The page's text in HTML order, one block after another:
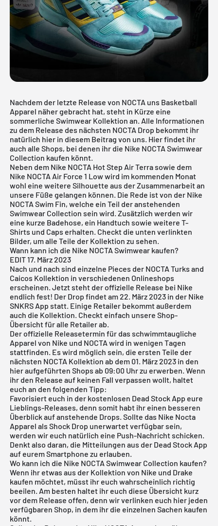
Nachdem der letzte Release von NOCTA uns Basketball
Apparel näher gebracht hat, steht in Kürze eine
sommerliche Swimwear Kollektion an. Alle Informationen
zu dem Release des nächsten NOCTA Drop bekommt ihr
natürlich hier in diesem Beitrag von uns. Hier findet ihr
auch alle Shops, bei denen ihr die Nike NOCTA Swimwear
Collection kaufen könnt.
Neben dem Nike NOCTA Hot Step Air Terrasowie dem
Nike NOCTA Air Force 1 Lowwird im kommenden Monat
wohl eine weitere Silhouette aus der Zusammenarbeit an
unsere Füße gelangen können. Die Rede ist von der Nike
NOCTA Swim Fin, welche ein Teil der anstehenden
Swimwear Collection sein wird. Zusätzlich werden wir
eine kurze Badehose, ein Handtuch sowie weitere T-
Shirts und Caps erhalten. Checkt die unten verlinkten
Bilder, um alle Teile der Kollektion zu sehen.
Wann kann ich die Nike NOCTA Swimwear kaufen?
EDIT 17. März 2023
Nach und nach sind einzelne Pieces der NOCTA Turks and
Caicos Kollektion in verschiedenen Onlineshops
erscheinen. Jetzt steht der offizielle Release bei Nike
endlich fest! Der Drop findet am 22. März 2023 in der Nike
SNKRS App statt. Einige Retailer bekommt außerdem
auch die Kollektion. Checkt einfach unsere Shop-
Übersicht für alle Retailer ab.
Der offizielle Releasetermin für das schwimmtaugliche
Apparel von Nike und NOCTA wird in wenigen Tagen
stattfinden. Es wird möglich sein, die ersten Teile der
nächsten NOCTA Kollektion ab dem 01. März 2023 in den
hier aufgeführten Shops ab 09:00 Uhr zu erwerben. Wenn
ihr den Release auf keinen Fall verpassen wollt, haltet
euch an den folgenden Tipp:
Favorisiert euch in der kostenlosen Dead Stock App eure
Lieblings-Releases, denn somit habt ihr einen besseren
Überblick auf anstehende Drops. Sollte das Nike Nocta
Apparel als Shock Drop unerwartet verfügbar sein,
werden wir euch natürlich eine Push-Nachricht schicken.
Denkt also daran, die Mitteilungen aus der Dead Stock App
auf eurem Smartphone zu erlauben.
Wo kann ich die Nike NOCTA Swimwear Collection kaufen?
Wenn ihr etwas aus der Kollektion von Nike und Drake
kaufen möchtet, müsst ihr euch wahrscheinlich richtig
beeilen. Am besten haltet ihr euch diese Übersicht kurz
vor dem Release offen, denn wir verlinken euch hier jeden
verfügbaren Shop, in dem ihr die einzelnen Sachen kaufen
könnt.